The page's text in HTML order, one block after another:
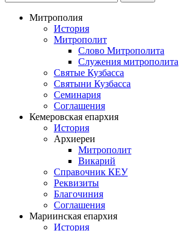
Митрополия
История
Митрополит
Слово Митрополита
Служения митрополита
Святые Кузбасса
Святыни Кузбасса
Семинария
Соглашения
Кемеровская епархия
История
Архиереи
Митрополит
Викарий
Справочник КЕУ
Реквизиты
Благочиния
Соглашения
Мариинская епархия
История